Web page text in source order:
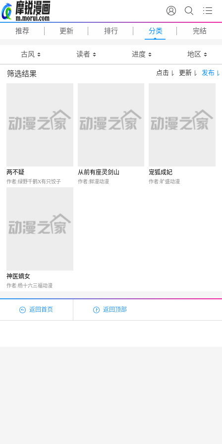
推荐 更新 排行 分类 完结
古风 读者 进度 地区
筛选结果 发布
更新
点击
两不疑
作者:绿野千鹤X有只饺子
从前有座灵剑山
作者:鲜漫动漫
宠狐成妃
作者:旷盛动漫
神医嫡女
作者:杨十六三福动漫
返回首页 返回顶部